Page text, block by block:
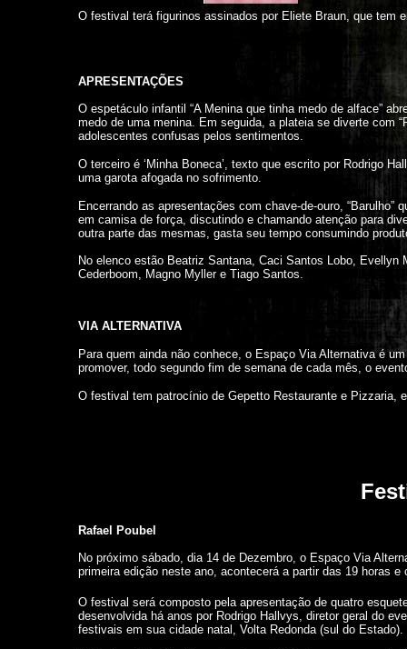
O festival terá figurinos assinados por Eliete Braun, que tem
APRESENTAÇÕES
O espetáculo infantil “A Menina que tinha medo de alface”
medo de uma menina. Em seguida, a plateia se diverte com
adolescentes confusas pelos sentimentos.
O terceiro é ‘Minha Boneca’, texto que escrito por Rodrigo
uma garota afogada no sofrimento.
Encerrando as apresentações com chave-de-ouro,
em camisa de força, discutindo e chamando atenção para
outra parte das mesmas, gasta seu tempo consumindo
No elenco estão Beatriz Santana, Caci Santos Lobo,
Cederboom, Magno Myller e Tiago Santos.
VIA ALTERNATIVA
Para quem ainda não conhece, o Espaço Via Alternativa é
promover, todo segundo fim de semana de cada mês, o
O festival tem patrocínio de Gepetto Restaurante e Pizzaria,
Rafael Poubel
No próximo sábado, dia 14 de Dezembro, o Espaço Via
primeira edição neste ano, acontecerá a partir das 19 horas e
O festival será composto pela apresentação de quatro
desenvolvida há anos por Rodrigo Hallvys, diretor geral do
festivais em sua cidade natal, Volta Redonda (sul do Estado).